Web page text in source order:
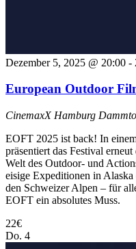
Dezember 5, 2025 @ 20:00 -
European Outdoor
CinemaxX Hamburg
EOFT 2025 ist back! In
präsentiert das Festival
Welt des Outdoor- und
eisige Expeditionen in
den Schweizer Alpen – für
EOFT ein absolutes Muss.
22€
Do. 4